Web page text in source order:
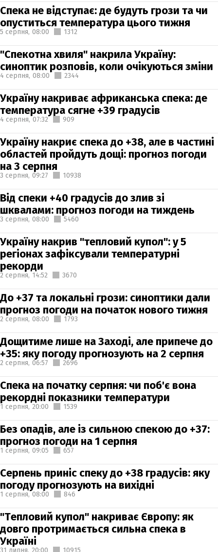
Спека не відступає: де будуть грози та чи
опуститься температура цього тижня
5 серпня, 08:00 1312
"Спекотна хвиля" накрила Україну:
синоптик розповів, коли очікуються зміни
4 серпня, 08:00 2344
Україну накриває африканська спека: де
температура сягне +39 градусів
4 серпня, 07:32 909
Україну накриє спека до +38, але в частині
областей пройдуть дощі: прогноз погоди
на 3 серпня
3 серпня, 09:27 10938
Від спеки +40 градусів до злив зі
шквалами: прогноз погоди на тиждень
3 серпня, 08:00 5460
Україну накрив "тепловий купол": у 5
регіонах зафіксували температурні
рекорди
2 серпня, 14:52 3670
До +37 та локальні грози: синоптики дали
прогноз погоди на початок нового тижня
2 серпня, 08:00 1793
Дощитиме лише на Заході, але припече до
+35: яку погоду прогнозують на 2 серпня
2 серпня, 06:57 2696
Спека на початку серпня: чи поб'є вона
рекордні показники температури
1 серпня, 20:00 1539
Без опадів, але із сильною спекою до +37:
прогноз погоди на 1 серпня
1 серпня, 09:05 657
Серпень приніс спеку до +38 градусів: яку
погоду прогнозують на вихідні
1 серпня, 08:00 846
"Тепловий купол" накриває Європу: як
довго протримається сильна спека в
Україні
31 липня, 20:00 10915